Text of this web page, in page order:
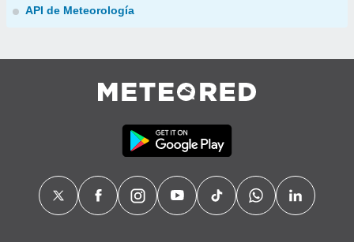
API de Meteorología